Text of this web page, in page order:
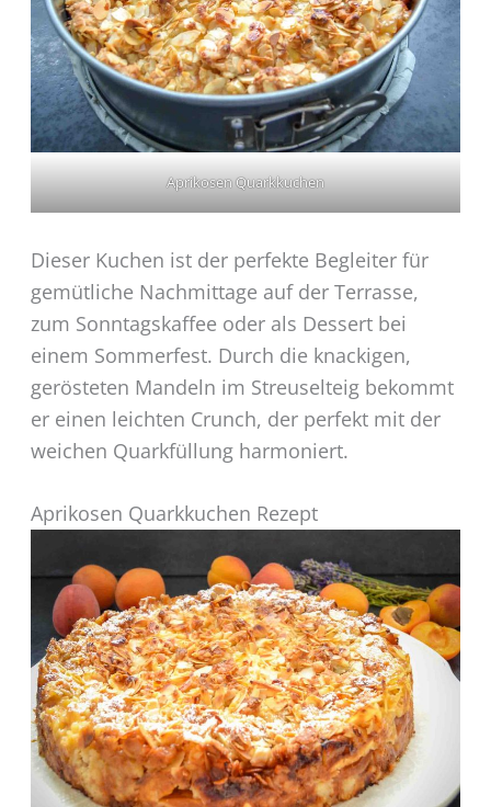
Aprikosen Quarkkuchen
Dieser Kuchen ist der perfekte Begleiter für
gemütliche Nachmittage auf der Terrasse,
zum Sonntagskaffee oder als Dessert bei
einem Sommerfest. Durch die knackigen,
gerösteten Mandeln im Streuselteig bekommt
er einen leichten Crunch, der perfekt mit der
weichen Quarkfüllung harmoniert.
Aprikosen Quarkkuchen Rezept